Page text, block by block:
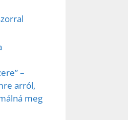
–
arról,
meg